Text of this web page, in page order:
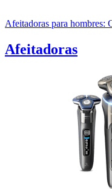
Afeitadoras para hombres:
Afeitadoras